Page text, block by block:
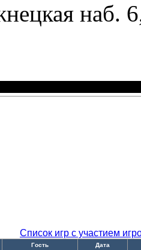
наб.
Список игр с участием
Гость Дата